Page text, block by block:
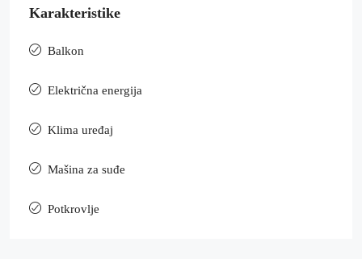
Karakteristike
Balkon
Električna energija
Klima uređaj
Mašina za suđe
Potkrovlje